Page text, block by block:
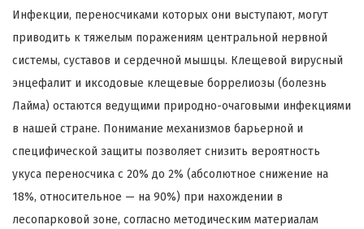
Инфекции, переносчиками которых они выступают, могут
приводить к тяжелым поражениям центральной нервной
системы, суставов и сердечной мышцы. Клещевой вирусный
энцефалит и иксодовые клещевые боррелиозы (болезнь
Лайма) остаются ведущими природно-очаговыми инфекциями
в нашей стране. Понимание механизмов барьерной и
специфической защиты позволяет снизить вероятность
укуса переносчика с 20% до 2% (абсолютное снижение на
18%, относительное — на 90%) при нахождении в
лесопарковой зоне, согласно методическим материалам